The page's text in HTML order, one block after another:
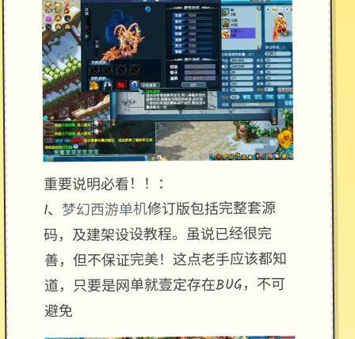
重要说明必看！！：
1、梦幻西游单机修订版包括完整套源
码，及建架设设教程。虽说已经很完
善，但不保证完美！这点老手应该都知
道，只要是网单就壹定存在BUG，不可
避免